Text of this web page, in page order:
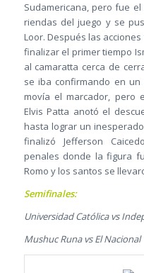
Sudamericana, pero fue
riendas del juego y se
Loor. Después las
finalizar el primer tiempo
al camaratta cerca de
se iba confirmando en
movía el marcador, pero
Elvis Patta anotó el
hasta lograr un
finalizó Jefferson
penales donde la figura
Romo y los santos se
Semifinales:
Universidad Católica vs
Mushuc Runa vs El Nacional